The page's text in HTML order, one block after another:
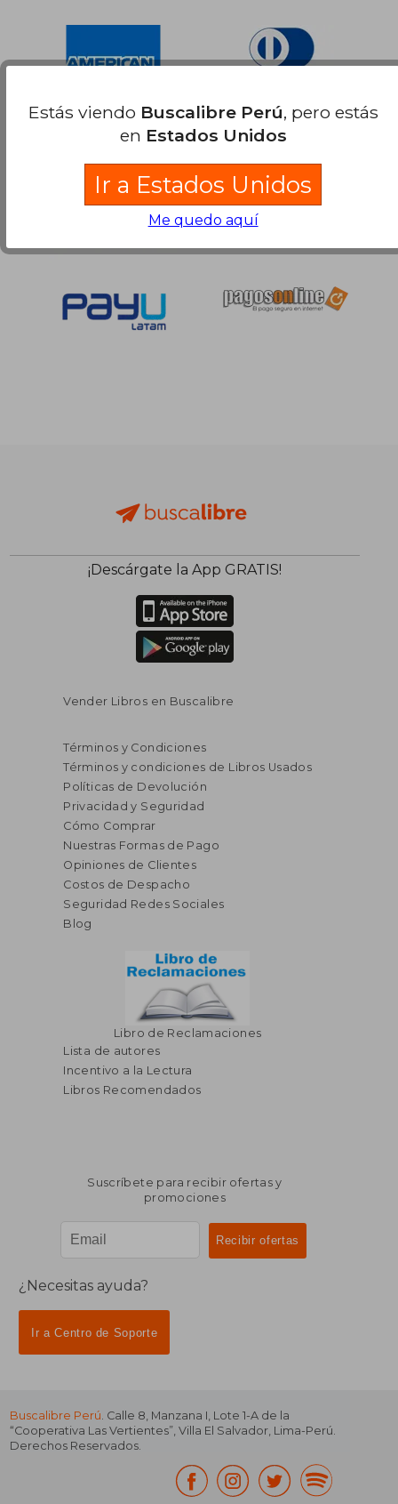
¡Descárgate la App GRATIS!
Vender Libros en Buscalibre
Términos y Condiciones
Términos y condiciones de Libros Usados
Políticas de Devolución
Privacidad y Seguridad
Cómo Comprar
Nuestras Formas de Pago
Opiniones de Clientes
Costos de Despacho
Seguridad Redes Sociales
Blog
Libro de Reclamaciones
Lista de autores
Incentivo a la Lectura
Libros Recomendados
Suscríbete para recibir ofertas y
promociones
¿Necesitas ayuda?
Ir a Centro de Soporte
Buscalibre Perú. Calle 8, Manzana I, Lote 1-A de la
“Cooperativa Las Vertientes”, Villa El Salvador, Lima-Perú.
Derechos Reservados.
Estás viendo Buscalibre Perú, pero estás
en Estados Unidos
Ir a Estados Unidos
Me quedo aquí